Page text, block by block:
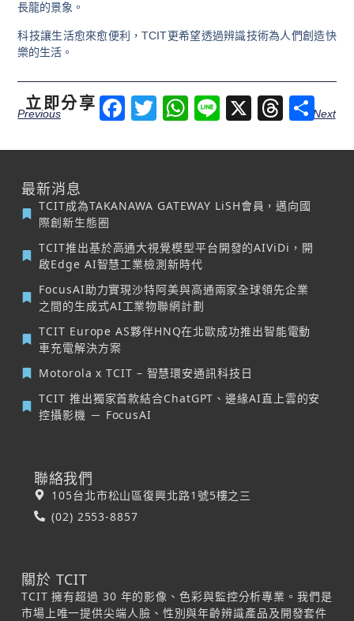
長龍的景象。
科技讓生活愈來愈便利，TCIT更希望透過辨識技術為人們創造快
樂的生活。
Previous Next
立即分享 Facebook
Twitter
WhatsApp
Line
X
分
關於 TCIT
TCIT 擁有超過 30 年的影像、色彩與監控分析專業。我們是
市場上唯一提供尖端人臉、性別與年齡辨識產品及開發套件
最新消息
TCIT成為TAKANAWA GATEWAY LiSH會員，邁向國
際創新生態圈
TCIT推出基於高通大視覺模型平台開發的AIViDi，開
啟Edge AI智慧工業檢測新時代
FocusAI助力實現沙特阿美與高通兩家全球領先企業
之間的生成式AI工業物聯網計劃
TCIT Europe AS夥伴HNQ在北歐成功推出智能電動
車充電解決方案
Motorola x TCIT – 智慧環安通訊科技日
TCIT 推出獨家首款結合ChatGPT、邊緣AI直上雲的安
控攝影機 － FocusAI
聯絡我們
105台北市松山區復興北路1號5樓之三
(02) 2553-8857